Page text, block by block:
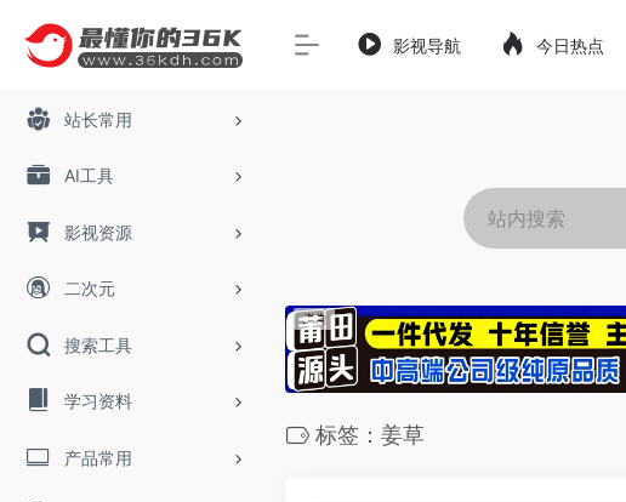
站长常用
AI工具
影视资源
二次元
搜索工具
学习资料
产品常用
影视导航 今日热点
标签：姜草